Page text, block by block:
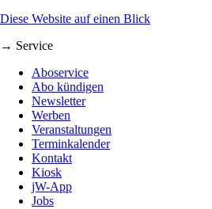
Diese Website auf einen Blick
→ Service
Aboservice
Abo kündigen
Newsletter
Werben
Veranstaltungen
Terminkalender
Kontakt
Kiosk
jW-App
Jobs